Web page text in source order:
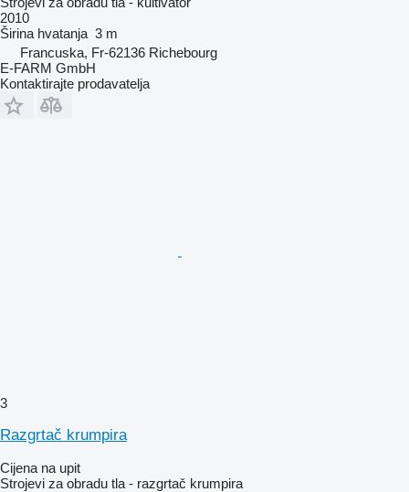
2010
Širina hvatanja 3 m
Francuska, Fr-62136 Richebourg
E-FARM GmbH
Kontaktirajte prodavatelja
3
Razgrtač krumpira
Cijena na upit
Strojevi za obradu tla - razgrtač krumpira